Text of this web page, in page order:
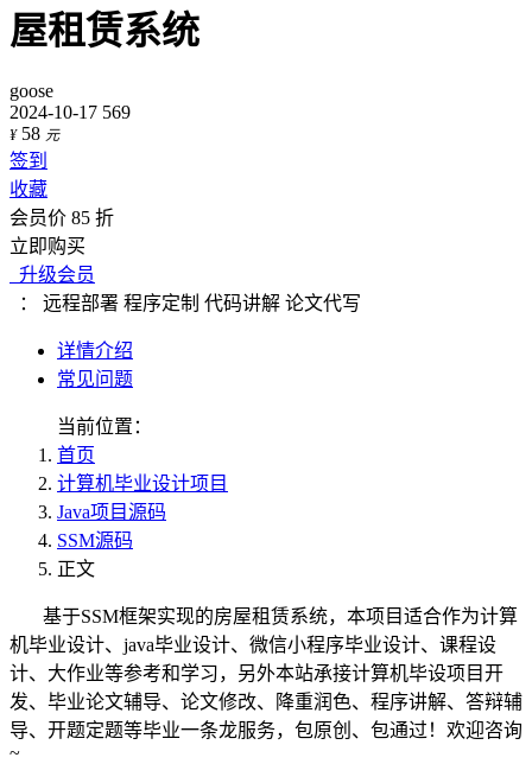
屋租赁系统
goose
2024-10-17 569
¥ 58 元
签到
收藏
会员价 85 折
立即购买
升级会员
： 远程部署 程序定制 代码讲解 论文代写
详情介绍
常见问题
当前位置：
首页
计算机毕业设计项目
Java项目源码
SSM源码
正文
基于SSM框架实现的房屋租赁系统，本项目适合作为计算
机毕业设计、java毕业设计、微信小程序毕业设计、课程设
计、大作业等参考和学习，另外本站承接计算机毕设项目开
发、毕业论文辅导、论文修改、降重润色、程序讲解、答辩辅
导、开题定题等毕业一条龙服务，包原创、包通过！欢迎咨询
~